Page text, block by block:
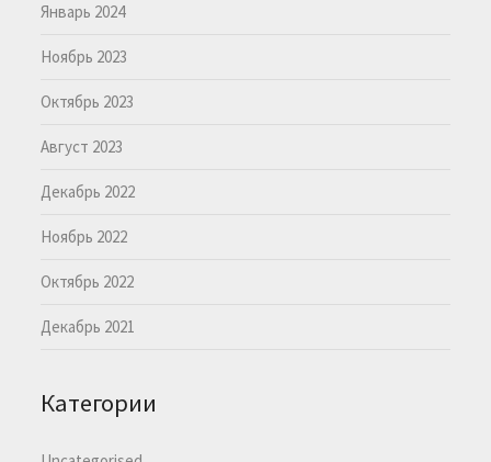
Январь 2024
Ноябрь 2023
Октябрь 2023
Август 2023
Декабрь 2022
Ноябрь 2022
Октябрь 2022
Декабрь 2021
Категории